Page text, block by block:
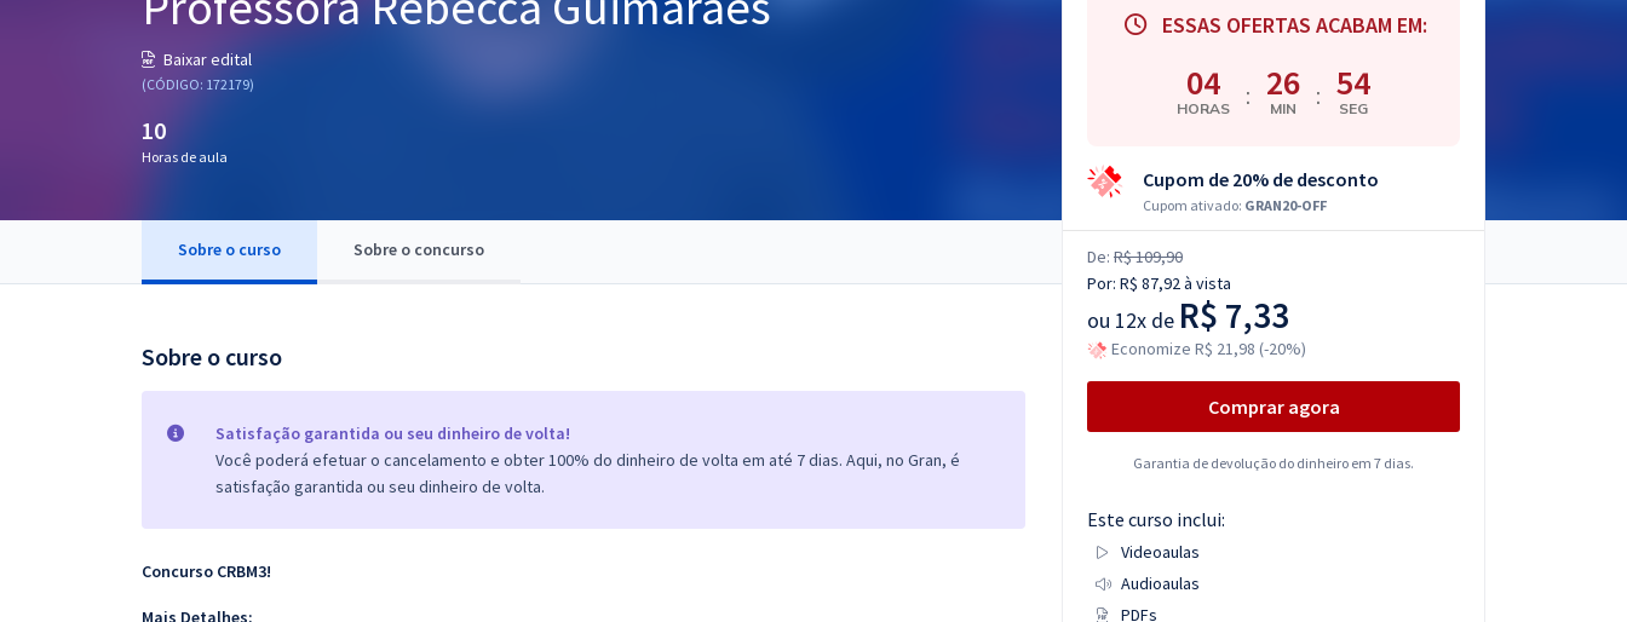
Baixar edital
(CÓDIGO: 172179)
10
Horas de aula
Sobre o curso Sobre o concurso
Sobre o curso
Satisfação garantida ou seu dinheiro de volta!
Você poderá efetuar o cancelamento e obter 100% do dinheiro de volta em até 7 dias. Aqui, no Gran, é
satisfação garantida ou seu dinheiro de volta.
Concurso CRBM3!
Mais Detalhes:
ESSAS OFERTAS ACABAM EM:
04
HORAS : 26
MIN : 53
SEG
Cupom de 20% de desconto
Cupom ativado: GRAN20-OFF
De: R$ 109,90
Por: R$ 87,92à vista
ou 12x de R$ 7,33
Economize R$ 21,98 (-20%)
Comprar agora
Garantia de devolução do dinheiro em 7 dias.
Este curso inclui:
Videoaulas
Audioaulas
PDFs